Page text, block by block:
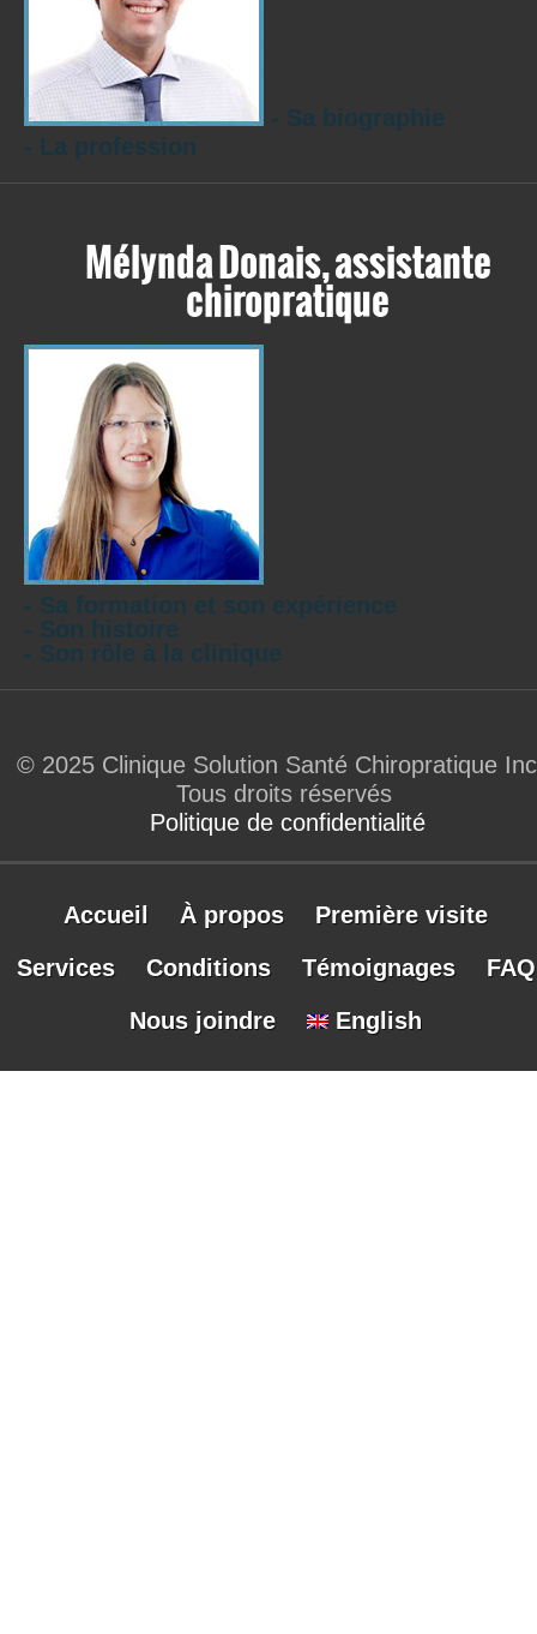
- Sa biographie
- La profession
Mélynda Donais, assistante
chiropratique
- Sa formation et son expérience
- Son histoire
- Son rôle à la clinique
© 2025 Clinique Solution Santé Chiropratique
Tous droits réservés
Politique de confidentialité
Accueil À propos
Première visite
Services
Conditions Témoignages
FAQ
Nous joindre
English